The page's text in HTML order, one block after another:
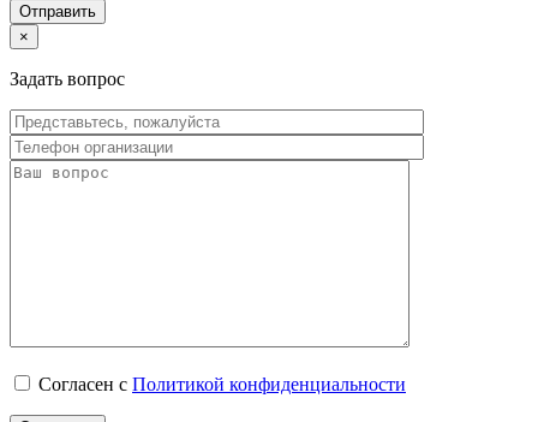
×
Задать вопрос
Согласен с Политикой конфиденциальности